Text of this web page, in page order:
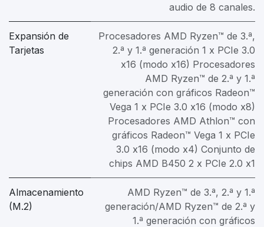
audio de 8 canales.
Expansión de
Tarjetas
Procesadores AMD Ryzen™ de 3.ª,
2.ª y 1.ª generación 1 x PCIe 3.0
x16 (modo x16) Procesadores
AMD Ryzen™ de 2.ª y 1.ª
generación con gráficos Radeon™
Vega 1 x PCIe 3.0 x16 (modo x8)
Procesadores AMD Athlon™ con
gráficos Radeon™ Vega 1 x PCIe
3.0 x16 (modo x4) Conjunto de
chips AMD B450 2 x PCIe 2.0 x1
Almacenamiento
(M.2)
AMD Ryzen™ de 3.ª, 2.ª y 1.ª
generación/AMD Ryzen™ de 2.ª y
1.ª generación con gráficos